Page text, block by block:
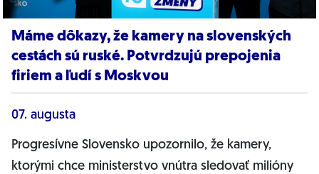
Máme dôkazy, že kamery na slovenských
cestách sú ruské. Potvrdzujú prepojenia
firiem a ľudí s Moskvou
07. augusta
Progresívne Slovensko upozornilo, že kamery,
ktorými chce ministerstvo vnútra sledovať milióny